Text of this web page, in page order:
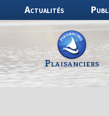
Actualités
Plaisanciers